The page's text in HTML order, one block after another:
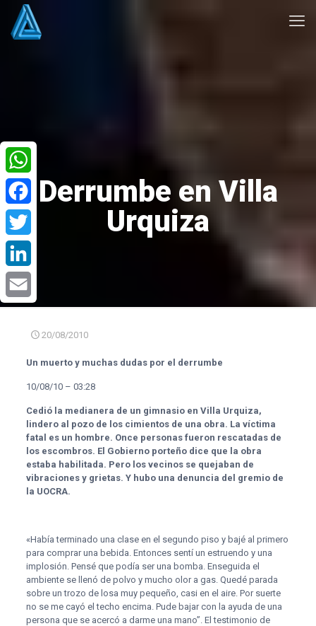
Derrumbe en Villa
Urquiza
20/08/2010
Un muerto y muchas dudas por el derrumbe
10/08/10 – 03:28
Cedió la medianera de un gimnasio en Villa Urquiza,
lindero al pozo de los cimientos de una obra. La víctima
fatal es un hombre. Once personas fueron rescatadas de
los escombros. El Gobierno porteño dice que la obra
estaba habilitada. Pero los vecinos se quejaban de
vibraciones y grietas. Y hubo una denuncia del gremio de
la UOCRA.
«Había terminado una clase en el segundo piso y bajé al primero
para comprar una bebida. Entonces sentí un estruendo y una
implosión. Pensé que podía ser una bomba. Enseguida el
ambiente se llenó de polvo y mucho olor a gas. Quedé parada
sobre un trozo de losa muy pequeño, casi en el aire. Por suerte
no se me cayó el techo encima. Pude bajar con la ayuda de una
persona que se acercó a darme una mano”. El testimonio de
WhatsApp
Facebook
Twitter
LinkedIn
Email